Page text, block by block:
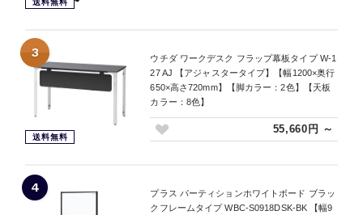
送料無料
3
送料無料
ウチダ ワークデスク フラップ幕板タイプ W-1
27 AJ 【アジャスタータイプ】【幅1200×奥行
650×高さ720mm】【脚カラー：2色】【天板
カラー：8色】
55,660円 ～
4
プラス パーティションホワイトボード ブラッ
クフレームタイプ WBC-S0918DSK-BK 【幅9